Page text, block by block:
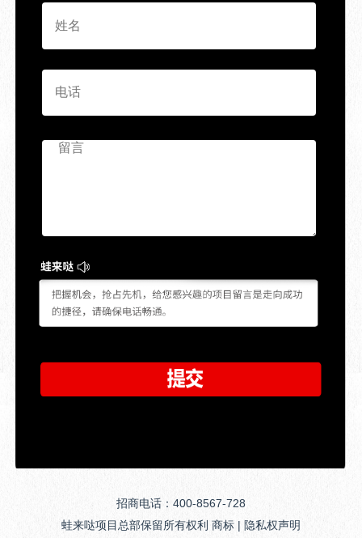
招商电话：400-8567-728
蛙来哒项目总部保留所有权利 商标 | 隐私权声明